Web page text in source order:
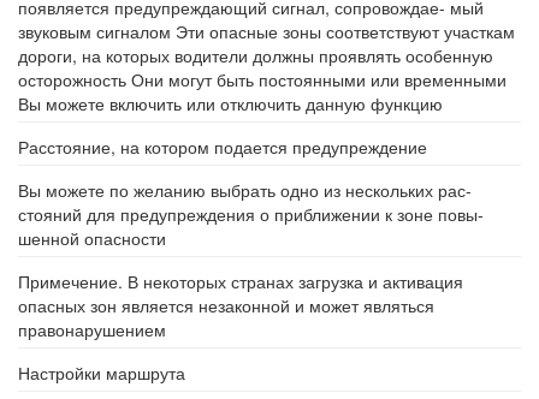
появляется предупреждающий сигнал, сопровождае- мый
звуковым сигналом Эти опасные зоны соответствуют участкам
дороги, на которых водители должны проявлять особенную
осторожность Они могут быть постоянными или временными
Вы можете включить или отключить данную функцию
Расстояние, на котором подается предупреждение
Вы можете по желанию выбрать одно из нескольких рас-
стояний для предупреждения о приближении к зоне повы-
шенной опасности
Примечение. В некоторых странах загрузка и активация
опасных зон является незаконной и может являться
правонарушением
Настройки маршрута